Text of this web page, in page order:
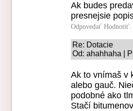
Ak budes
presnejsie
Odpovedať Hodnotiť:
Re: Dotacie
Od: ahahhaha |
Ak to vnímaš v
alebo gauč.
podobné ako
Stačí